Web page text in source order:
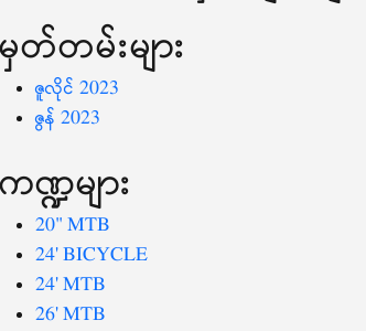
မှတ်တမ်းများ
ဇူလိုင် 2023
ဇွန် 2023
ကဏ္ဍများ
20" MTB
24' BICYCLE
24' MTB
26' MTB